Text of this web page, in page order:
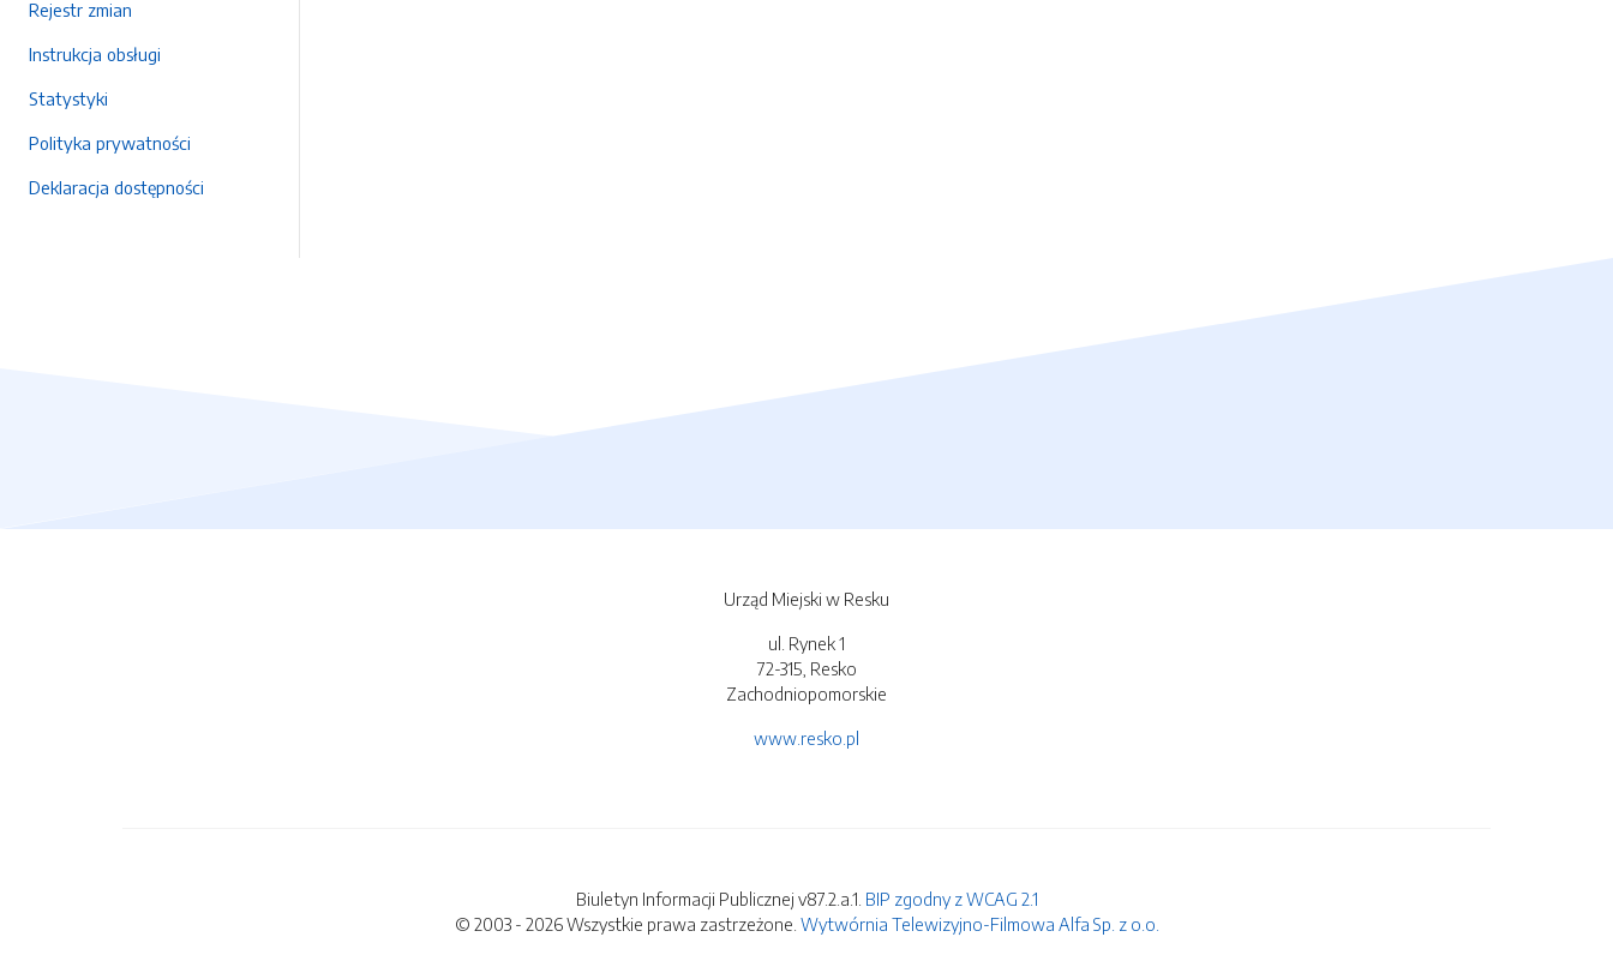
Rejestr zmian
Instrukcja obsługi
Statystyki
Polityka prywatności
Deklaracja dostępności
Urząd Miejski w Resku
ul. Rynek 1
72-315, Resko
Zachodniopomorskie
www.resko.pl
Biuletyn Informacji Publicznej v87.2.a.1. BIP zgodny z WCAG 2.1
© 2003 - 2026 Wszystkie prawa zastrzeżone. Wytwórnia Telewizyjno-Filmowa Alfa Sp. z o.o.